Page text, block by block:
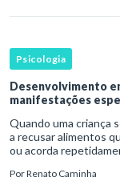
Psicologia
Desenvolvimento
manifestações
Quando uma criança
a recusar alimentos
ou acorda
PorRenato Caminha